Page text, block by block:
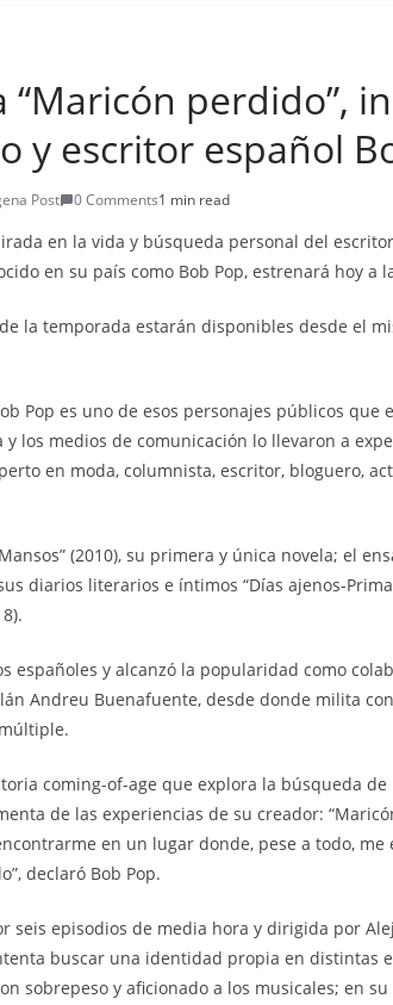
“Maricón perdido”,
y escritor español
Post 0 Comments1 min read
en la vida y búsqueda personal del
en su país como Bob Pop, estrenará hoy a
la temporada estarán disponibles desde el
Pop es uno de esos personajes públicos que
los medios de comunicación lo llevaron a
en moda, columnista, escritor, bloguero,
(2010), su primera y única novela; el
diarios literarios e íntimos “Días ajenos-
españoles y alcanzó la popularidad como
Andreu Buenafuente, desde donde milita
coming-of-age que explora la búsqueda
de las experiencias de su creador:
en un lugar donde, pese a todo,
declaró Bob Pop.
seis episodios de media hora y dirigida por
buscar una identidad propia en distintas
sobrepeso y aficionado a los musicales; en